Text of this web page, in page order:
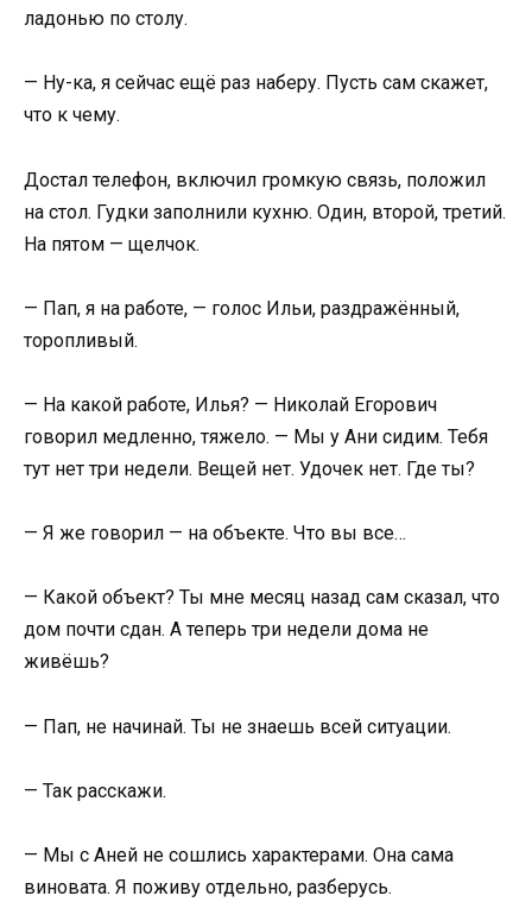
ладонью по столу.
— Ну-ка, я сейчас ещё раз наберу. Пусть сам скажет,
что к чему.
Достал телефон, включил громкую связь, положил
на стол. Гудки заполнили кухню. Один, второй, третий.
На пятом — щелчок.
— Пап, я на работе, — голос Ильи, раздражённый,
торопливый.
— На какой работе, Илья? — Николай Егорович
говорил медленно, тяжело. — Мы у Ани сидим. Тебя
тут нет три недели. Вещей нет. Удочек нет. Где ты?
— Я же говорил — на объекте. Что вы все…
— Какой объект? Ты мне месяц назад сам сказал, что
дом почти сдан. А теперь три недели дома не
живёшь?
— Пап, не начинай. Ты не знаешь всей ситуации.
— Так расскажи.
— Мы с Аней не сошлись характерами. Она сама
виновата. Я поживу отдельно, разберусь.